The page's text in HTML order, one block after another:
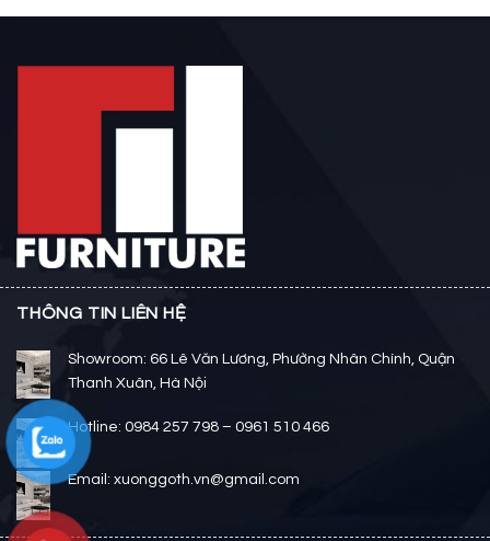
THÔNG TIN LIÊN HỆ
Showroom: 66 Lê Văn Lương, Phường Nhân Chính, Quận
Thanh Xuân, Hà Nội
Hotline: 0984 257 798 – 0961 510 466
Email: xuonggoth.vn@gmail.com